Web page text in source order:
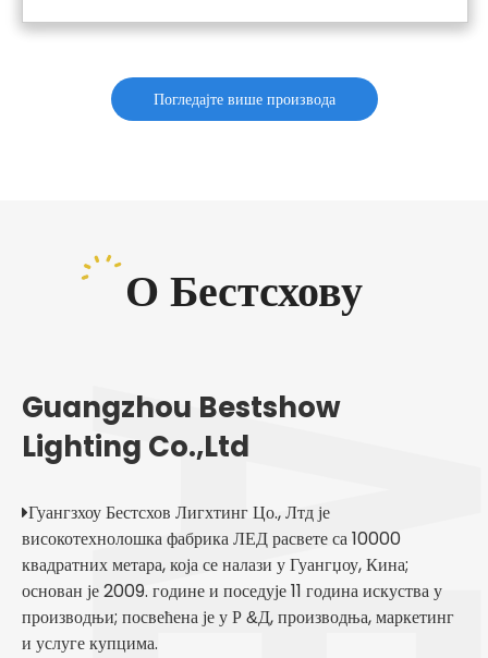
(Црисп 'Дневник ')
Цертификати: ЦЕ, Ц-Тицк, ЕМЦ, ЛВД, РОХС, САА, Сасо
ОЕМ / ОДМ прилагођавање | Гаранција: 3-5 година
Погледајте више производа
О Бестсхову
Guangzhou Bestshow
Lighting Co.,Ltd
​​Гуангзхоу Бестсхов Лигхтинг Цо., Лтд је
високотехнолошка фабрика ЛЕД расвете са 10000
квадратних метара, која се налази у Гуангџоу, Кина;
основан је 2009. године и поседује 11 година искуства у
производњи; посвећена је у Р &Д, производња, маркетинг
и услуге купцима.